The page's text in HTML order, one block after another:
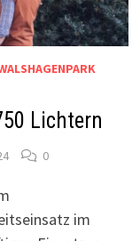
Lichtern
0
im